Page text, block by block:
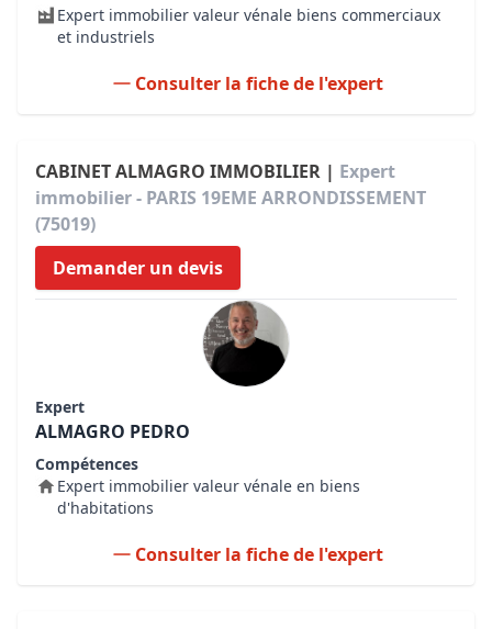
Expert immobilier valeur vénale biens commerciaux
et industriels
Consulter la fiche de l'expert
CABINET ALMAGRO IMMOBILIER | Expert
immobilier - PARIS 19EME ARRONDISSEMENT
(75019)
Demander un devis
Expert
ALMAGRO PEDRO
Compétences
Expert immobilier valeur vénale en biens
d'habitations
Consulter la fiche de l'expert